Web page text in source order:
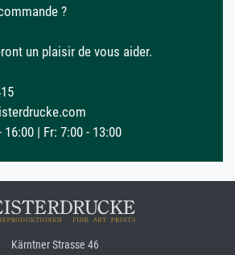
?
un plaisir de vous aider.
16:00 | Fr: 7:00 - 13:00
Kärntner Strasse 46